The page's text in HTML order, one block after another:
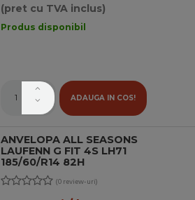
(pret cu TVA inclus)
Produs disponibil
ADAUGA IN COS!
ANVELOPA ALL SEASONS
LAUFENN G FIT 4S LH71
185/60/R14 82H
(0 review-uri)